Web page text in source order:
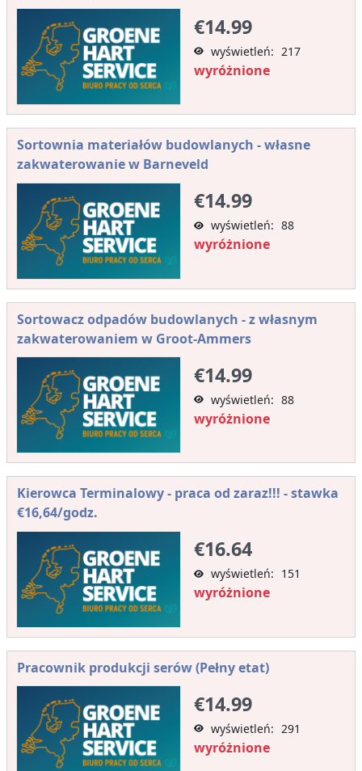
€14.99
wyświetleń: 217
wyróżnione
Sortownia materiałów budowlanych - własne
zakwaterowanie w Barneveld
€14.99
wyświetleń: 88
wyróżnione
Sortowacz odpadów budowlanych - z własnym
zakwaterowaniem w Groot-Ammers
€14.99
wyświetleń: 88
wyróżnione
Kierowca Terminalowy - praca od zaraz!!! - stawka
€16,64/godz.
€16.64
wyświetleń: 151
wyróżnione
Pracownik produkcji serów (Pełny etat)
€14.99
wyświetleń: 291
wyróżnione